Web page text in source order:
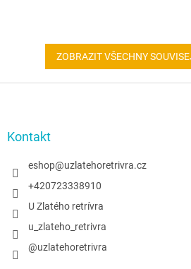
ZOBRAZIT VŠECHNY
Kontakt
eshop@uzlatehoretrivra.cz
+420723338910
U Zlatého retrívra
u_zlateho_retrivra
@uzlatehoretrivra